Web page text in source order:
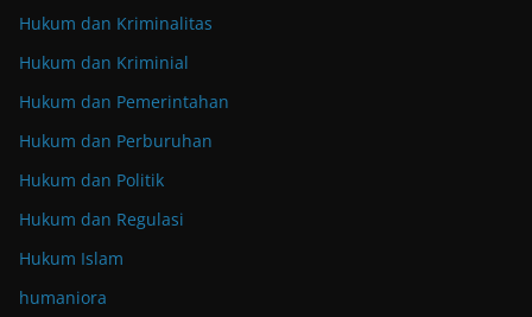
Hukum dan Kriminalitas
Hukum dan Kriminial
Hukum dan Pemerintahan
Hukum dan Perburuhan
Hukum dan Politik
Hukum dan Regulasi
Hukum Islam
humaniora